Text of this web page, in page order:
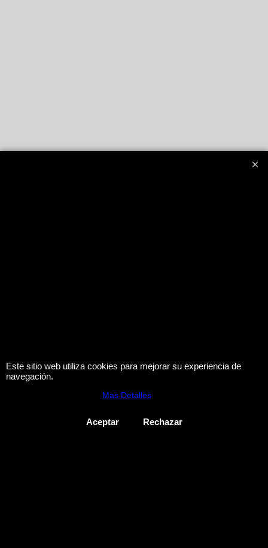
Este sitio web utiliza cookies para mejorar su experiencia de
navegación.
Mas Detalles
Aceptar Rechazar